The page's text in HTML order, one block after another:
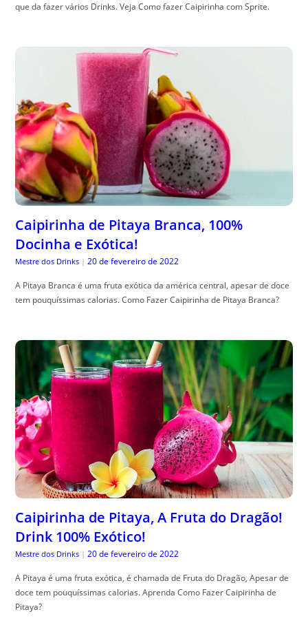
que da fazer vários Drinks. Veja Como fazer Caipirinha com Sprite.
Caipirinha de Pitaya Branca, 100%
Docinha e Exótica!
Mestre dos Drinks | 20 de fevereiro de 2022
A Pitaya Branca é uma fruta exótica da américa central, apesar de doce
tem pouquíssimas calorias. Como Fazer Caipirinha de Pitaya Branca?
Caipirinha de Pitaya, A Fruta do Dragão!
Drink 100% Exótico!
Mestre dos Drinks | 20 de fevereiro de 2022
A Pitaya é uma fruta exótica, é chamada de Fruta do Dragão, Apesar de
doce tem pouquíssimas calorias. Aprenda Como Fazer Caipirinha de
Pitaya?